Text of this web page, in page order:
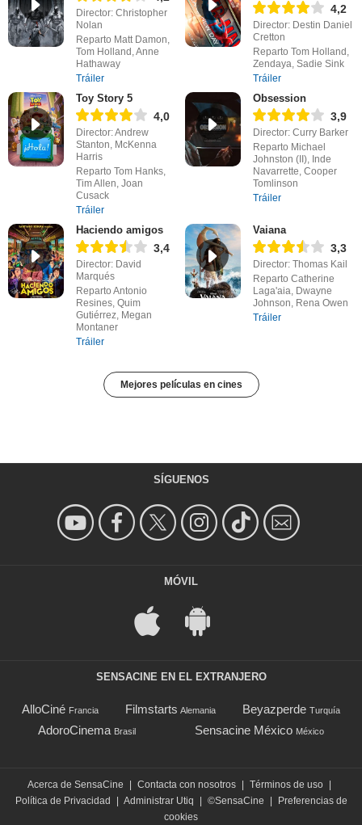
Director: Christopher
Nolan
Reparto Matt Damon,
Tom Holland, Anne
Hathaway
Tráiler
4,2
Director: Destin Daniel
Cretton
Reparto Tom Holland,
Zendaya, Sadie Sink
Tráiler
Toy Story 5
4,0
Director: Andrew
Stanton, McKenna
Harris
Reparto Tom Hanks,
Tim Allen, Joan
Cusack
Tráiler
Obsession
3,9
Director: Curry Barker
Reparto Michael
Johnston (II), Inde
Navarrette, Cooper
Tomlinson
Tráiler
Haciendo amigos
3,4
Director: David
Marqués
Reparto Antonio
Resines, Quim
Gutiérrez, Megan
Montaner
Tráiler
Vaiana
3,3
Director: Thomas Kail
Reparto Catherine
Laga'aia, Dwayne
Johnson, Rena Owen
Tráiler
Mejores películas en cines
SÍGUENOS
MÓVIL
SENSACINE EN EL EXTRANJERO
AlloCiné Francia Filmstarts Alemania Beyazperde Turquía
AdoroCinema Brasil Sensacine México México
Acerca de SensaCine Contacta con nosotros Términos de uso
Política de Privacidad
Administrar Utiq ©SensaCine
Preferencias de
cookies